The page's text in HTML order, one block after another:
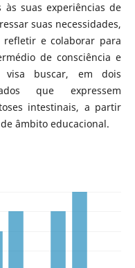
suas experiências de
suas necessidades,
e colaborar para
de consciência e
visa buscar, em dois
que expressem
intestinais, a partir
âmbito educacional.